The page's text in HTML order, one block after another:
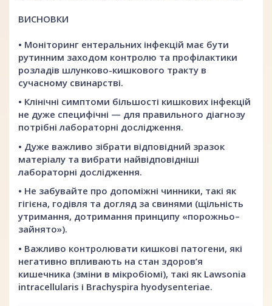
ВИСНОВКИ
• Моніторинг ентеральних інфекцій має бути
рутинним заходом контролю та профілактики
розладів шлунково-кишкового тракту в
сучасному свинарстві.
• Клінічні симптоми більшості кишкових інфекцій
не дуже специфічні — для правильного діагнозу
потрібні лабораторні дослідження.
• Дуже важливо зібрати відповідний зразок
матеріалу та вибрати найвідповідніші
лабораторні дослідження.
• Не забувайте про допоміжні чинники, такі як
гігієна, годівля та догляд за свинями (щільність
утримання, дотримання принципу «порожньо–
зайнято»).
• Важливо контролювати кишкові патогени, які
негативно впливають на стан здоров’я
кишечника (зміни в мікробіомі), такі як Lawsonia
intracellularis і Brachyspira hyodysenteriae.